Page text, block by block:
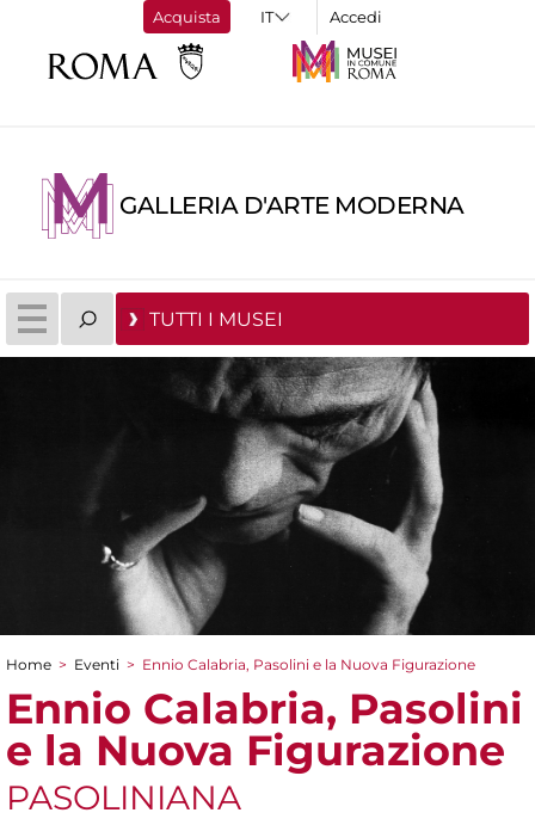
Acquista Accedi
GALLERIA D'ARTE MODERNA
TUTTI I MUSEI
Tu sei qui
Home > Eventi > Ennio Calabria, Pasolini e la Nuova Figurazione
Ennio Calabria, Pasolini
e la Nuova Figurazione
PASOLINIANA